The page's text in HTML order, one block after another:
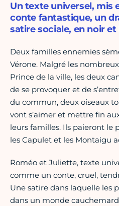
Un texte universel, mis
conte fantastique, un
satire sociale, en noir et
Deux familles ennemies
Vérone. Malgré les
Prince de la ville, les deux
de se provoquer et de
du commun, deux oiseaux
vont s’aimer et mettre fin
leurs familles. Ils paieront le
les Capulet et les Montaigu
Roméo et Juliette, texte
comme un conte, cruel,
Une satire dans laquelle les
dans un monde